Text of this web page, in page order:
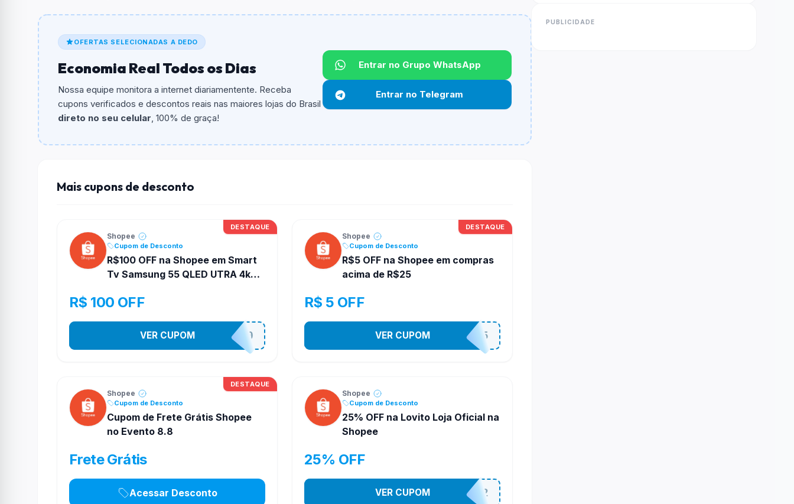
De quanto é o desconto?
O valor minimo de compra é R$ 70,00.
Qual é o desconto máximo?
Não informado ou sem limite.
OFERTAS SELECIONADAS A DEDO
Economia Real Todos os Dias
Nossa equipe monitora a internet diariamentente. Receba
cupons verificados e descontos reais nas maiores lojas do Brasil
direto no seu celular, 100% de graça!
Entrar no Grupo WhatsApp
Entrar no Telegram
Mais cupons de desconto
DESTAQUE
Shopee
Cupom de Desconto
R$100 OFF na Shopee em Smart
Tv Samsung 55 QLED UTRA 4k
R$ 100 OFF
TV100
VER CUPOM
DESTAQUE
Shopee
Cupom de Desconto
R$5 OFF na Shopee em compras
acima de R$25
R$ 5 OFF
PR3S3NT35
VER CUPOM
DESTAQUE
Shopee
Cupom de Desconto
Cupom de Frete Grátis Shopee
no Evento 8.8
Frete Grátis
Acessar Desconto
Shopee
Cupom de Desconto
25% OFF na Lovito Loja Oficial na
Shopee
25% OFF
141525852
VER CUPOM
PUBLICIDADE